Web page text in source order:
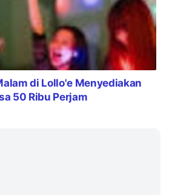
di Lollo'e Menyediakan
50 Ribu Perjam